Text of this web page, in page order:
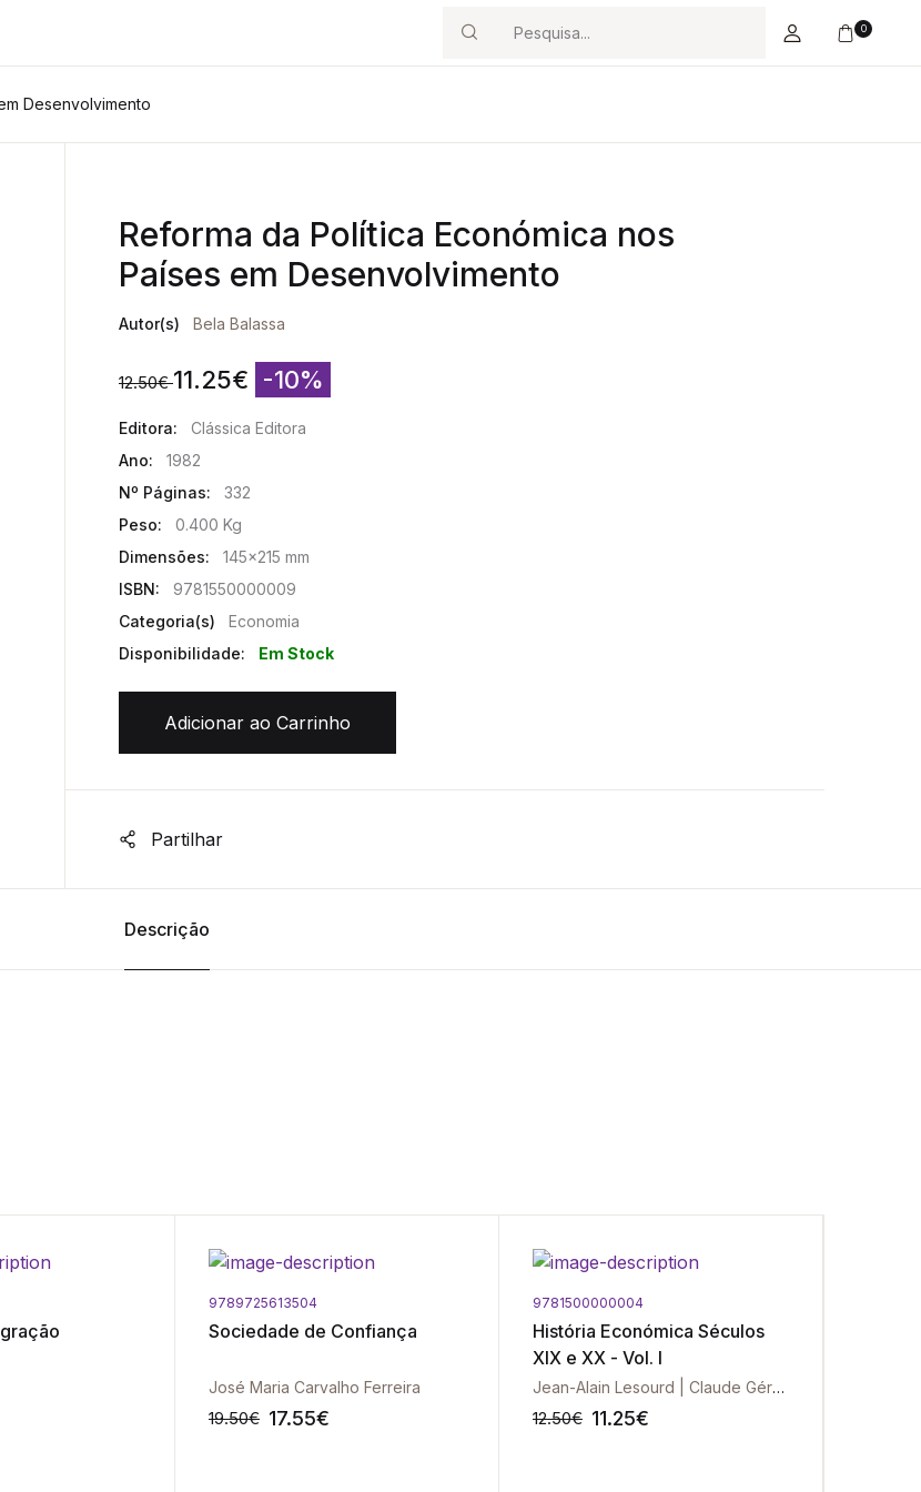
Search
0
Desenvolvimento
Reforma da Política Económica nos
Países em Desenvolvimento
Autor(s) Bela Balassa
12.50€ 11.25€ -10%
Editora:
Clássica Editora
Ano:
1982
Nº Páginas:
332
Peso:
0.400 Kg
Dimensões:
145x215 mm
ISBN:
9781550000009
Categoria(s)
Economia
Disponibilidade:
Em Stock
Adicionar ao Carrinho
Partilhar
Descrição
9789725613504
Sociedade de Confiança
José Maria Carvalho Ferreira
19.50€ 17.55€
9781500000004
História Económica Séculos
XIX e XX - Vol. I
Jean-Alain Lesourd | Claude Gérard
12.50€ 11.25€